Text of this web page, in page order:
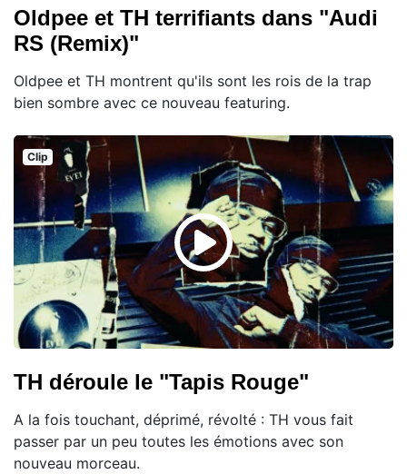
Oldpee et TH terrifiants dans "Audi
RS (Remix)"
Oldpee et TH montrent qu'ils sont les rois de la trap
bien sombre avec ce nouveau featuring.
Clip
TH déroule le "Tapis Rouge"
A la fois touchant, déprimé, révolté : TH vous fait
passer par un peu toutes les émotions avec son
nouveau morceau.